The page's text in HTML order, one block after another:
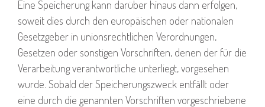
Eine Speicherung kann darüber hinaus dann erfolgen,
soweit dies durch den europäischen oder nationalen
Gesetzgeber in unionsrechtlichen Verordnungen,
Gesetzen oder sonstigen Vorschriften, denen der für die
Verarbeitung verantwortliche unterliegt, vorgesehen
wurde. Sobald der Speicherungszweck entfällt oder
eine durch die genannten Vorschriften vorgeschriebene